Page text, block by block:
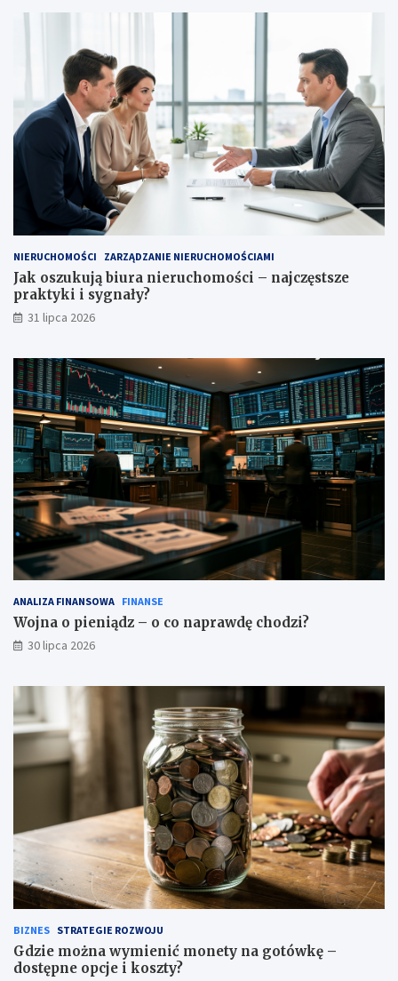
NIERUCHOMOŚCI ZARZĄDZANIE NIERUCHOMOŚCIAMI
Jak oszukują biura nieruchomości – najczęstsze
praktyki i sygnały?
31 lipca 2026
ANALIZA FINANSOWA FINANSE
Wojna o pieniądz – o co naprawdę chodzi?
30 lipca 2026
BIZNES STRATEGIE ROZWOJU
Gdzie można wymienić monety na gotówkę –
dostępne opcje i koszty?